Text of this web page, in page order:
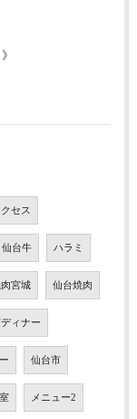
セス
仙台牛 ハラミ
宮城 仙台焼肉
ィナー
仙台市
メニュー2